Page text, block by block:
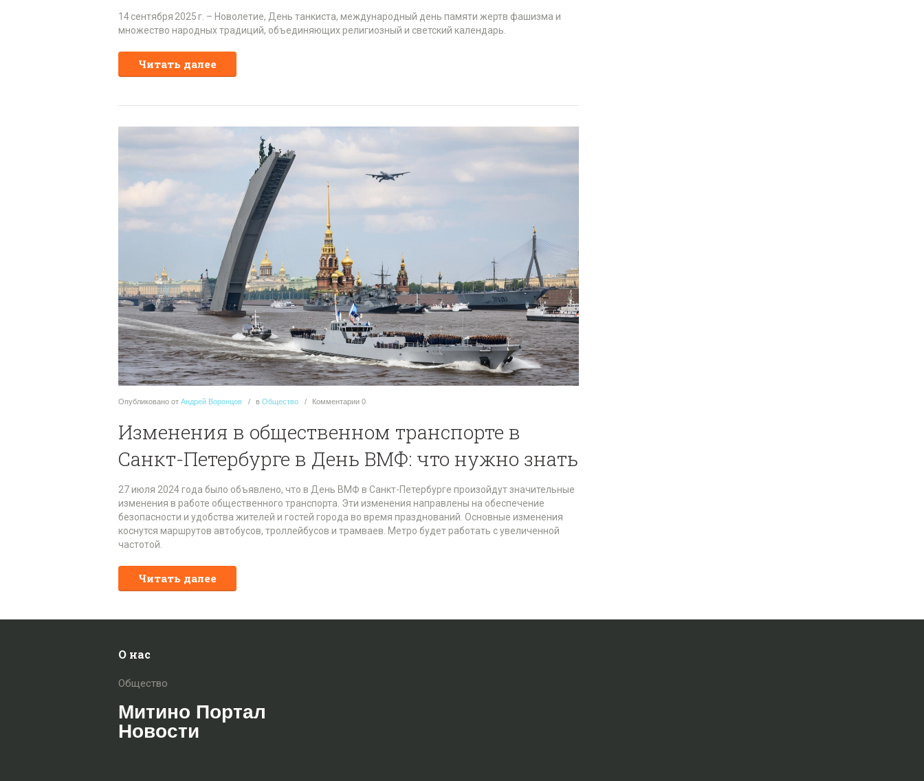
14 сентября 2025 г. – Новолетие, День танкиста, международный день памяти жертв фашизма и
множество народных традиций, объединяющих религиозный и светский календарь.
Читать далее
Опубликовано от Андрей Воронцов в Общество Комментарии 0
Изменения в общественном транспорте в
Санкт-Петербурге в День ВМФ: что нужно знать
27 июля 2024 года было объявлено, что в День ВМФ в Санкт-Петербурге произойдут значительные
изменения в работе общественного транспорта. Эти изменения направлены на обеспечение
безопасности и удобства жителей и гостей города во время празднований. Основные изменения
коснутся маршрутов автобусов, троллейбусов и трамваев. Метро будет работать с увеличенной
частотой.
Читать далее
О нас
Общество
Митино Портал
Новости